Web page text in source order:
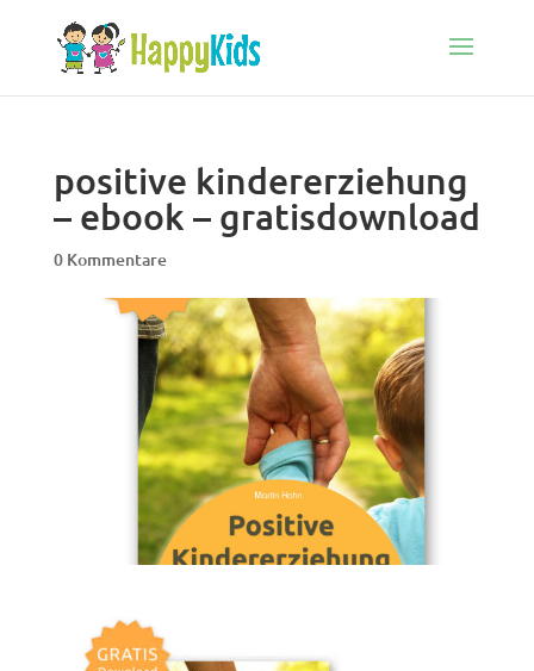
positive kindererziehung
– ebook – gratisdownload
0 Kommentare